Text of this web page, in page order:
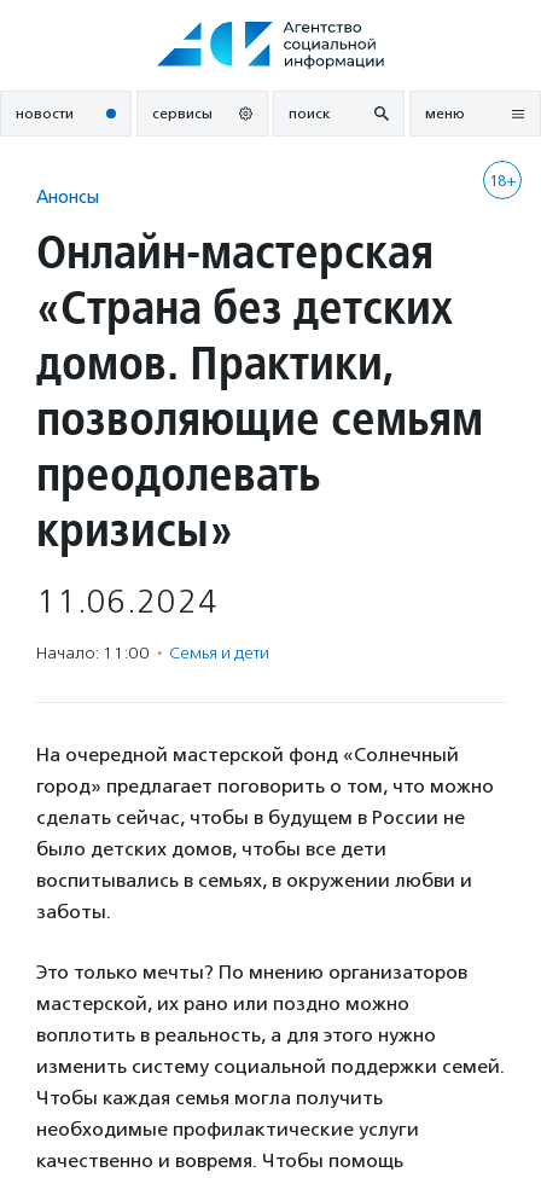
новости сервисы поиск меню
18+
Анонсы
Онлайн-мастерская
«Страна без детских
домов. Практики,
позволяющие семьям
преодолевать
кризисы»
11.06.2024
Начало: 11:00 · Семья и дети
На очередной мастерской фонд «Солнечный
город» предлагает поговорить о том, что можно
сделать сейчас, чтобы в будущем в России не
было детских домов, чтобы все дети
воспитывались в семьях, в окружении любви и
заботы.
Это только мечты? По мнению организаторов
мастерской, их рано или поздно можно
воплотить в реальность, а для этого нужно
изменить систему социальной поддержки семей.
Чтобы каждая семья могла получить
необходимые профилактические услуги
качественно и вовремя. Чтобы помощь